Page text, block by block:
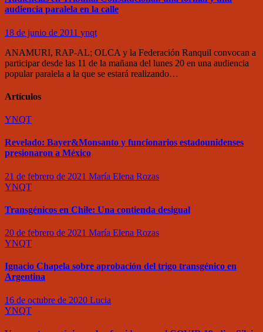
audiencia paralela en la calle
18 de junio de 2011 ynqt
ANAMURI, RAP-AL; OLCA y la Federación Ranquil convocan a
participar desde las 11 de la mañana del lunes 20 en una audiencia
popular paralela a la que se estará realizando…
Artículos
YNQT
Revelado: Bayer&Monsanto y funcionarios estadounidenses
presionaron a México
21 de febrero de 2021 María Elena Rozas
YNQT
Transgénicos en Chile: Una contienda desigual
20 de febrero de 2021 María Elena Rozas
YNQT
Ignacio Chapela sobre aprobación del trigo transgénico en
Argentina
16 de octubre de 2020 Lucia
YNQT